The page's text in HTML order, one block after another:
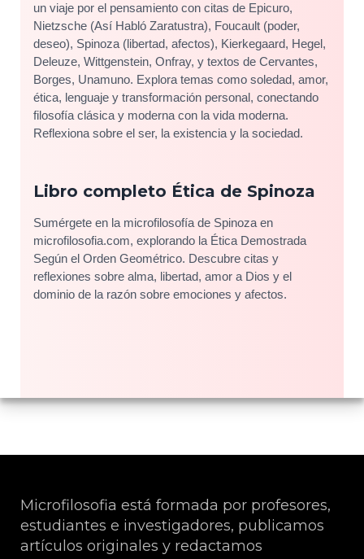
un viaje por el pensamiento con citas de Epicuro,
Nietzsche (Así Habló Zaratustra), Foucault (poder,
deseo), Spinoza (libertad, afectos), Kierkegaard, Hegel,
Deleuze, Wittgenstein, Onfray, y textos de Cervantes,
Borges, Unamuno. Explora temas como soledad, amor,
ética, lenguaje y transformación personal, conectando
filosofía clásica y moderna con la vida moderna.
Reflexiona sobre el ser, la existencia y la sociedad.
Libro completo Ética de Spinoza
Sumérgete en la microfilosofía de Spinoza en
microfilosofia.com, explorando la Ética Demostrada
Según el Orden Geométrico. Descubre citas y
reflexiones sobre alma, libertad, amor a Dios y el
dominio de la razón sobre emociones y afectos.
Microfilosofia está formada por profesores,
estudiantes e investigadores, publicamos
artículos originales y redactamos